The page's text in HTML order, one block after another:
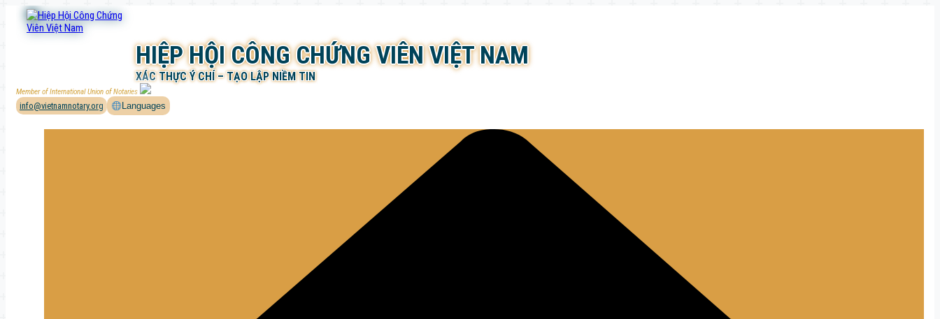
Chuyển
HIỆP HỘI CÔNG CHỨNG VIÊN VIỆT NAM
XÁC THỰC Ý CHÍ – TẠO LẬP NIỀM TIN
Member of International Union of Notaries
info@vietnamnotary.org Languages